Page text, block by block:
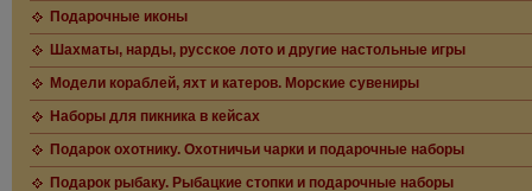
Подарочные иконы
Шахматы, нарды, русское лото и другие настольные игры
Модели кораблей, яхт и катеров. Морские сувениры
Наборы для пикника в кейсах
Подарок охотнику. Охотничьи чарки и подарочные наборы
Подарок рыбаку. Рыбацкие стопки и подарочные наборы